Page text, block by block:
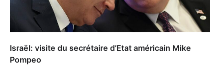
Israël: visite du secrétaire d’Etat américain Mike
Pompeo